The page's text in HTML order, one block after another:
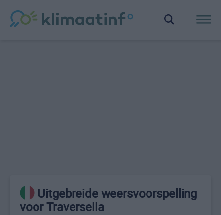
Uitgebreide weersvoorspelling
voor Traversella